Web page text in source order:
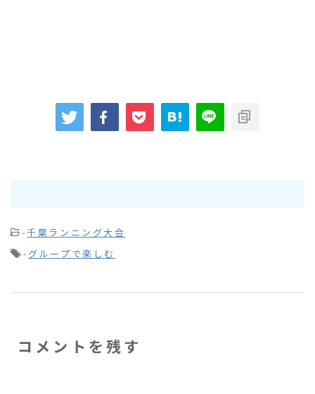
-千葉ランニング大会
- グループで楽しむ
コメントを残す